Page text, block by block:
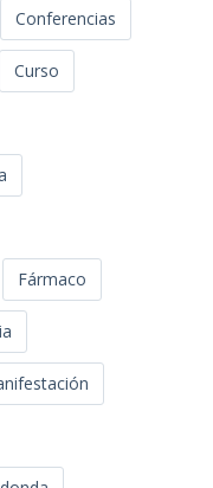
Conferencias
Curso
Fármaco